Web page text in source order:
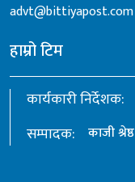
advt@bittiyapost.com
हाम्रो टिम
कार्यकारी निर्देशक:
सम्पादक:
काजी श्रेष्ठ